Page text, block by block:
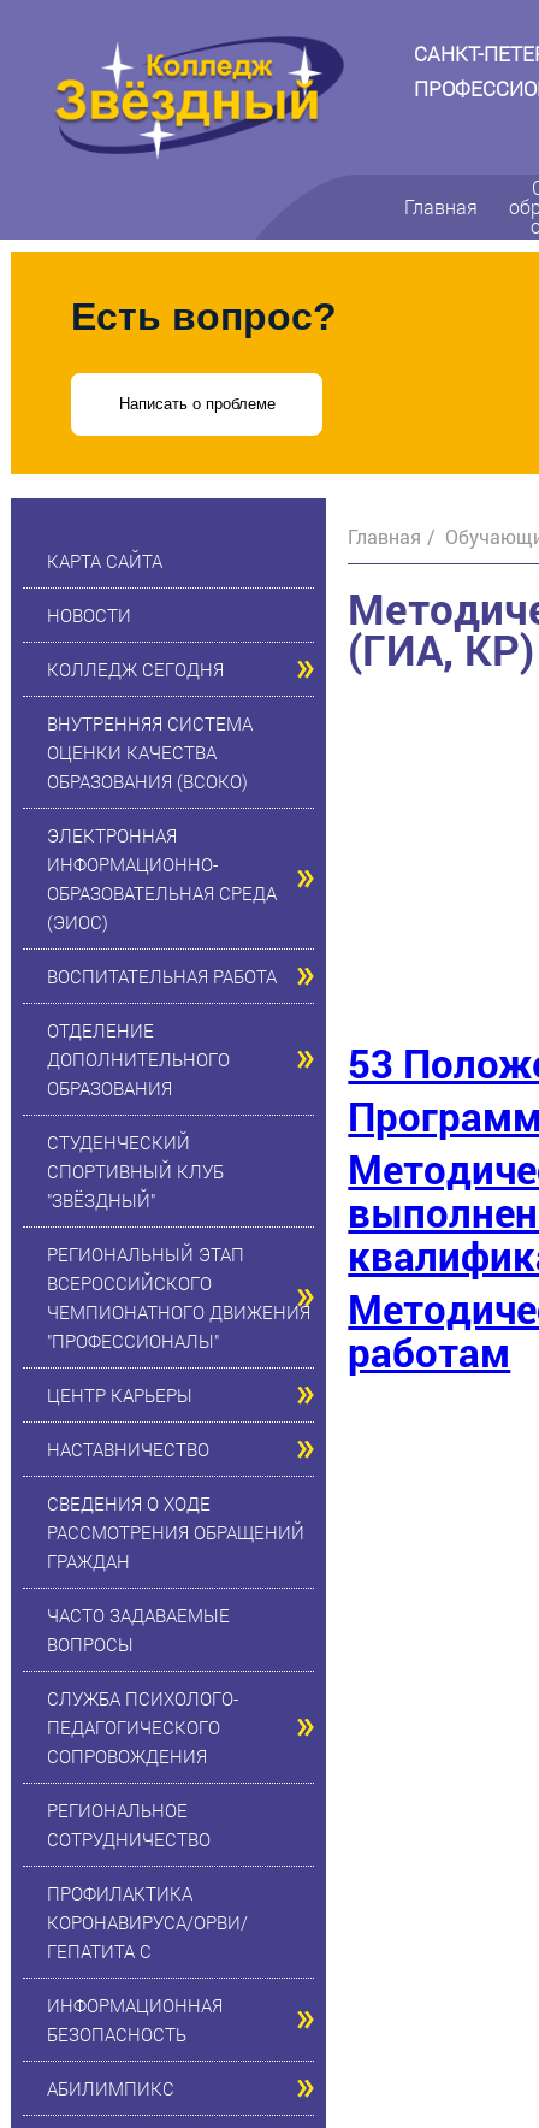
САНКТ-
Главная
Есть вопрос?
Написать о проблеме
КАРТА САЙТА
НОВОСТИ
КОЛЛЕДЖ СЕГОДНЯ
ВНУТРЕННЯЯ СИСТЕМА
ОЦЕНКИ КАЧЕСТВА
ОБРАЗОВАНИЯ (ВСОКО)
ЭЛЕКТРОННАЯ
ИНФОРМАЦИОННО-
ОБРАЗОВАТЕЛЬНАЯ СРЕДА
(ЭИОС)
ВОСПИТАТЕЛЬНАЯ РАБОТА
ОТДЕЛЕНИЕ
ДОПОЛНИТЕЛЬНОГО
ОБРАЗОВАНИЯ
СТУДЕНЧЕСКИЙ
СПОРТИВНЫЙ КЛУБ
"ЗВЁЗДНЫЙ"
РЕГИОНАЛЬНЫЙ ЭТАП
ВСЕРОССИЙСКОГО
ЧЕМПИОНАТНОГО ДВИЖЕНИЯ
"ПРОФЕССИОНАЛЫ"
ЦЕНТР КАРЬЕРЫ
НАСТАВНИЧЕСТВО
СВЕДЕНИЯ О ХОДЕ
РАССМОТРЕНИЯ ОБРАЩЕНИЙ
ГРАЖДАН
ЧАСТО ЗАДАВАЕМЫЕ
ВОПРОСЫ
СЛУЖБА ПСИХОЛОГО-
ПЕДАГОГИЧЕСКОГО
СОПРОВОЖДЕНИЯ
РЕГИОНАЛЬНОЕ
СОТРУДНИЧЕСТВО
ПРОФИЛАКТИКА
КОРОНАВИРУСА/ОРВИ/
ГЕПАТИТА С
ИНФОРМАЦИОННАЯ
БЕЗОПАСНОСТЬ
АБИЛИМПИКС
Главная
(ГИА, КР)
53
работам